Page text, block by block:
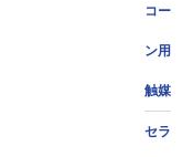
コー
ン用
触媒
セラ